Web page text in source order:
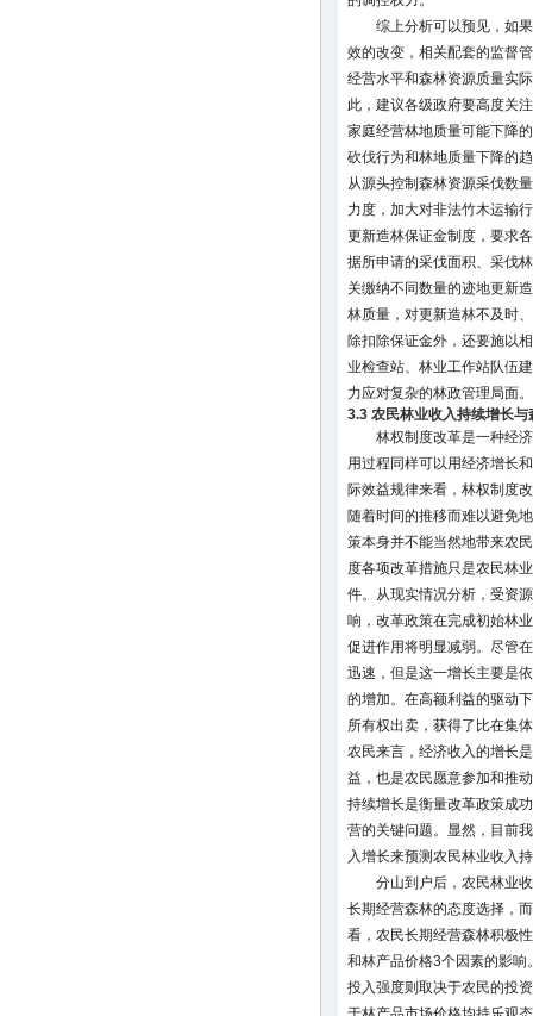
综上分析可以预见，如
效的改变，相关配套的监督
经营水平和森林资源质量实
此，建议各级政府要高度关
家庭经营林地质量可能下降
砍伐行为和林地质量下降的
从源头控制森林资源采伐数
力度，加大对非法竹木运输
更新造林保证金制度，要求
据所申请的采伐面积、采伐
关缴纳不同数量的迹地更新
林质量，对更新造林不及时
除扣除保证金外，还要施以
业检查站、林业工作站队伍
力应对复杂的林政管理局面。
3.3 农民林业收入持续增长与
林权制度改革是一种经
用过程同样可以用经济增长
际效益规律来看，林权制度
随着时间的推移而难以避免
策本身并不能当然地带来农
度各项改革措施只是农民林
件。从现实情况分析，受资
响，改革政策在完成初始林
促进作用将明显减弱。尽管
迅速，但是这一增长主要是
的增加。在高额利益的驱动
所有权出卖，获得了比在集
农民来言，经济收入的增长
益，也是农民愿意参加和推
持续增长是衡量改革政策成
营的关键问题。显然，目前
入增长来预测农民林业收入
分山到户后，农民林业
长期经营森林的态度选择，
看，农民长期经营森林积极
和林产品价格3个因素的影
投入强度则取决于农民的投